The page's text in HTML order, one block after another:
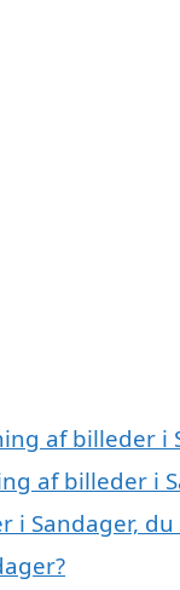
af billeder i
af billeder i
i Sandager,